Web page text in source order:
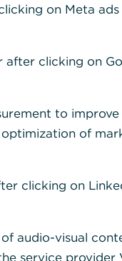
Sie
on Meta ads
after clicking on
to
of
clicking on
audio-visual
service provider